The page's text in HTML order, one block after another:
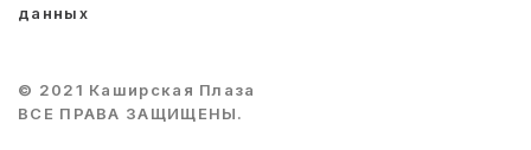
данных
© 2021 Каширская Плаза
ВСЕ ПРАВА ЗАЩИЩЕНЫ.